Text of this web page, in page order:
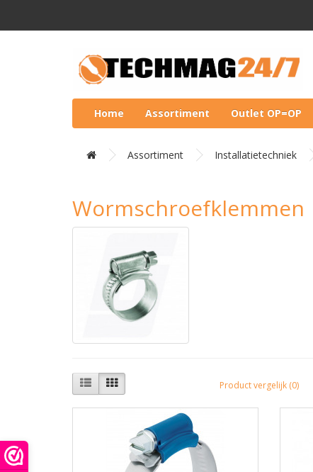
Home Assortiment Outlet OP=OP
Assortiment Installatietechniek
Wormschroefklemmen
Product vergelijk (0)